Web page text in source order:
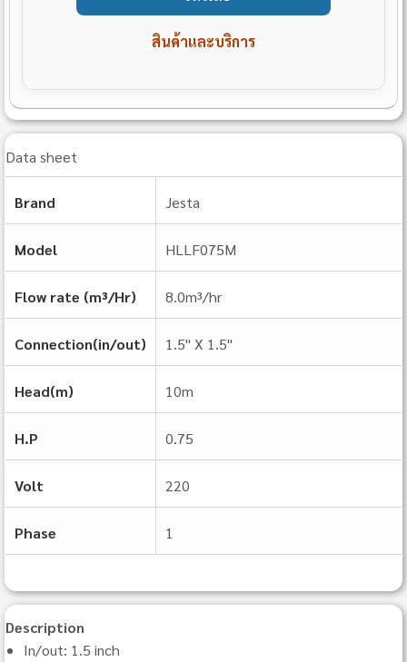
สินค้าและบริการ
Data sheet
Brand Jesta
Model HLLF075M
Flow rate (m³/Hr) 8.0m³/hr
Connection(in/out) 1.5" X 1.5"
Head(m) 10m
H.P 0.75
Volt 220
Phase 1
Description
In/out: 1.5 inch